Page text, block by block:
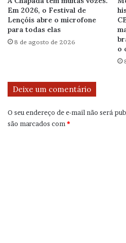
Em 2026, o Festival de
Lençóis abre o microfone
para todas elas
8 de agosto de 2026
o
Deixe um comentário
O seu endereço de e-mail não será
são marcados com*